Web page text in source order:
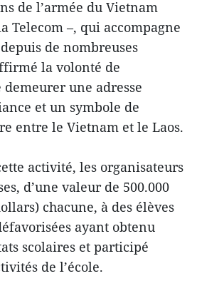
de l’armée du Vietnam
Telecom –, qui accompagne
de nombreuses
la volonté de
demeurer une adresse
et un symbole de
entre le Vietnam et le Laos.
activité, les organisateurs
d’une valeur de 500.000
chacune, à des élèves
ayant obtenu
scolaires et participé
de l’école.